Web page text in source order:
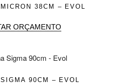
38CM – EVOL
ORÇAMENTO
90CM – EVOL